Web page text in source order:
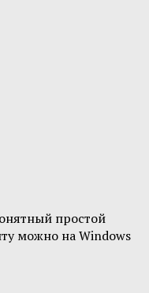
простой
можно на Windows